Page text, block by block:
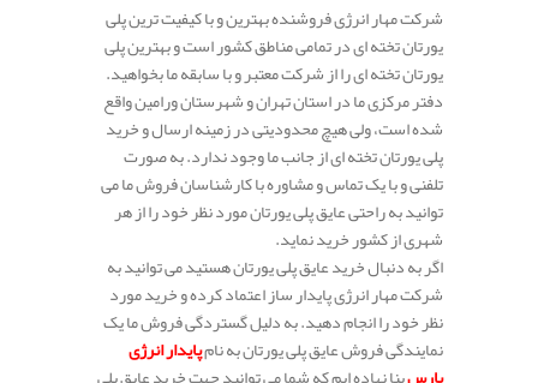
شرکت مهار انرژی فروشنده بهترین و با کیفیت ترین پلی
یورتان تخته ای در تمامی مناطق کشور است و بهترین پلی
یورتان تخته ای را از شرکت معتبر و با سابقه ما بخواهید.
دفتر مرکزی ما در استان تهران و شهرستان ورامین واقع
شده است، ولی هیچ محدودیتی در زمینه ارسال و خرید
پلی یورتان تخته ای از جانب ما وجود ندارد. به صورت
تلفنی و با یک تماس و مشاوره با کارشناسان فروش ما می
توانید به راحتی عایق پلی یورتان مورد نظر خود را از هر
شهری از کشور خرید نماید.
اگر به دنبال خرید عایق پلی یورتان هستید می توانید به
شرکت مهار انرژی پایدار ساز اعتماد کرده و خرید مورد
نظر خود را انجام دهید. به دلیل گستردگی فروش ما یک
نمایندگی فروش عایق پلی یورتان به نامپایدار انرژی